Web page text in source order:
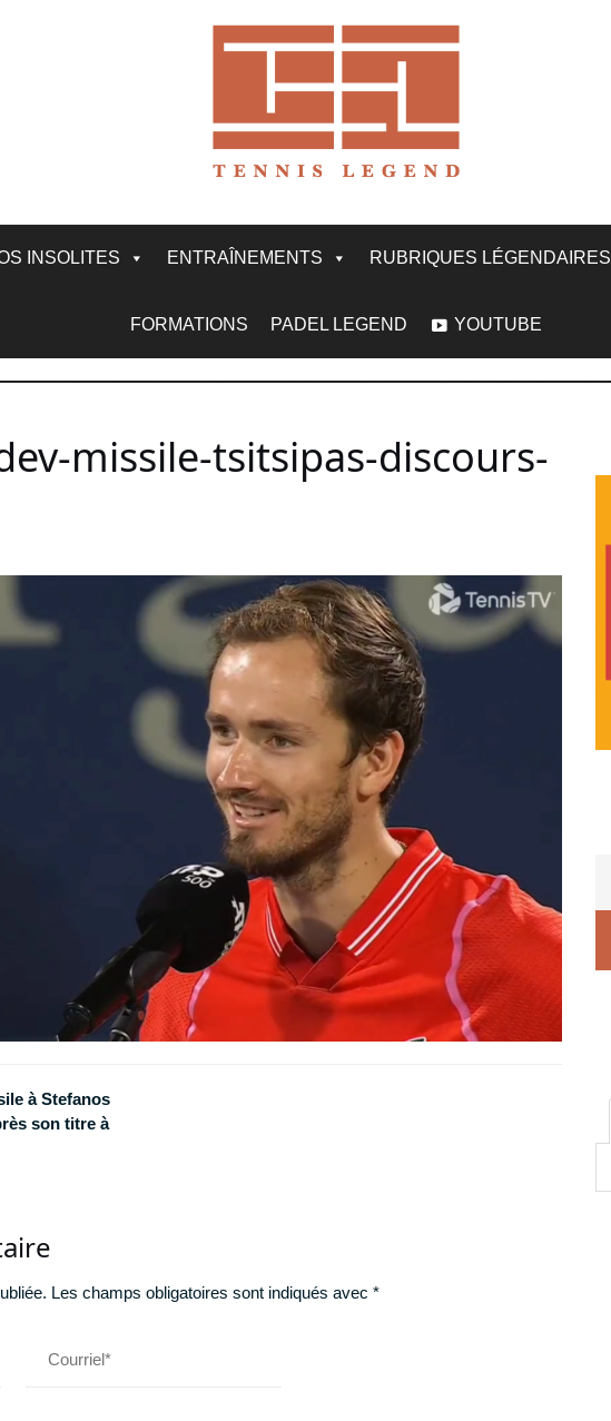
INSOLITES ENTRAÎNEMENTS RUBRIQUES LÉGENDAIRES
FORMATIONS PADEL LEGEND YOUTUBE
missile-tsitsipas-discours-
à Stefanos
son titre à
Les champs obligatoires sont indiqués avec *